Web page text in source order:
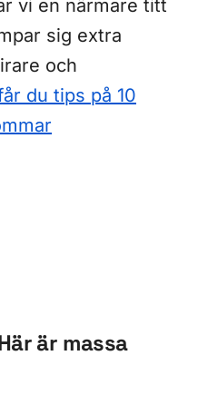
vi en närmare titt
sig extra
och
du tips på 10
är massa